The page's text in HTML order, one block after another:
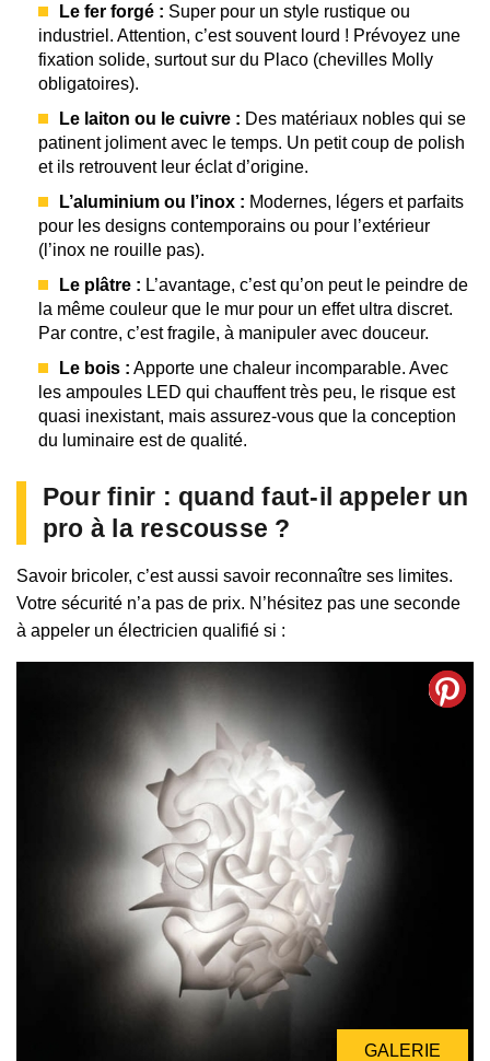
Le fer forgé : Super pour un style rustique ou
industriel. Attention, c’est souvent lourd ! Prévoyez une
fixation solide, surtout sur du Placo (chevilles Molly
obligatoires).
Le laiton ou le cuivre : Des matériaux nobles qui se
patinent joliment avec le temps. Un petit coup de polish
et ils retrouvent leur éclat d’origine.
L’aluminium ou l’inox : Modernes, légers et parfaits
pour les designs contemporains ou pour l’extérieur
(l’inox ne rouille pas).
Le plâtre : L’avantage, c’est qu’on peut le peindre de
la même couleur que le mur pour un effet ultra discret.
Par contre, c’est fragile, à manipuler avec douceur.
Le bois : Apporte une chaleur incomparable. Avec
les ampoules LED qui chauffent très peu, le risque est
quasi inexistant, mais assurez-vous que la conception
du luminaire est de qualité.
Pour finir : quand faut-il appeler un
pro à la rescousse ?
Savoir bricoler, c’est aussi savoir reconnaître ses limites.
Votre sécurité n’a pas de prix. N’hésitez pas une seconde
à appeler un électricien qualifié si :
GALERIE